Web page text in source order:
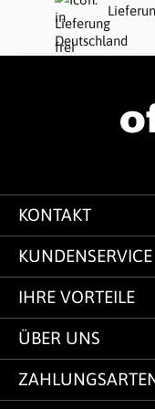
KONTAKT
KUNDENSERVICE
IHRE VORTEILE
ÜBER UNS